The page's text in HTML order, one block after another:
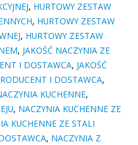
, HURTOWY ZESTAW
, HURTOWY ZESTAW
, HURTOWY ZESTAW
, JAKOŚĆ NACZYNIA ZE
I DOSTAWCA, JAKOŚĆ
I DOSTAWCA,
KUCHENNE,
, NACZYNIA KUCHENNE ZE
KUCHENNE ZE STALI
, NACZYNIA Z